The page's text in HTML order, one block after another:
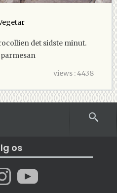
det sidste minut.
views : 4438
os